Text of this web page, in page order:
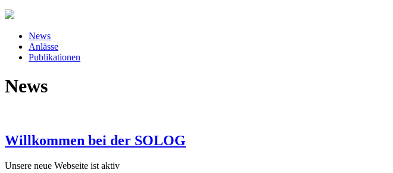
News
Anlässe
Publikationen
News
Willkommen bei der SOLOG
Unsere neue Webseite ist aktiv